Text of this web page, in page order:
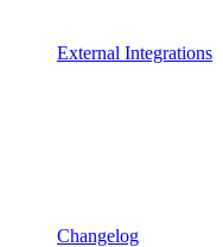
External Integrations
Changelog